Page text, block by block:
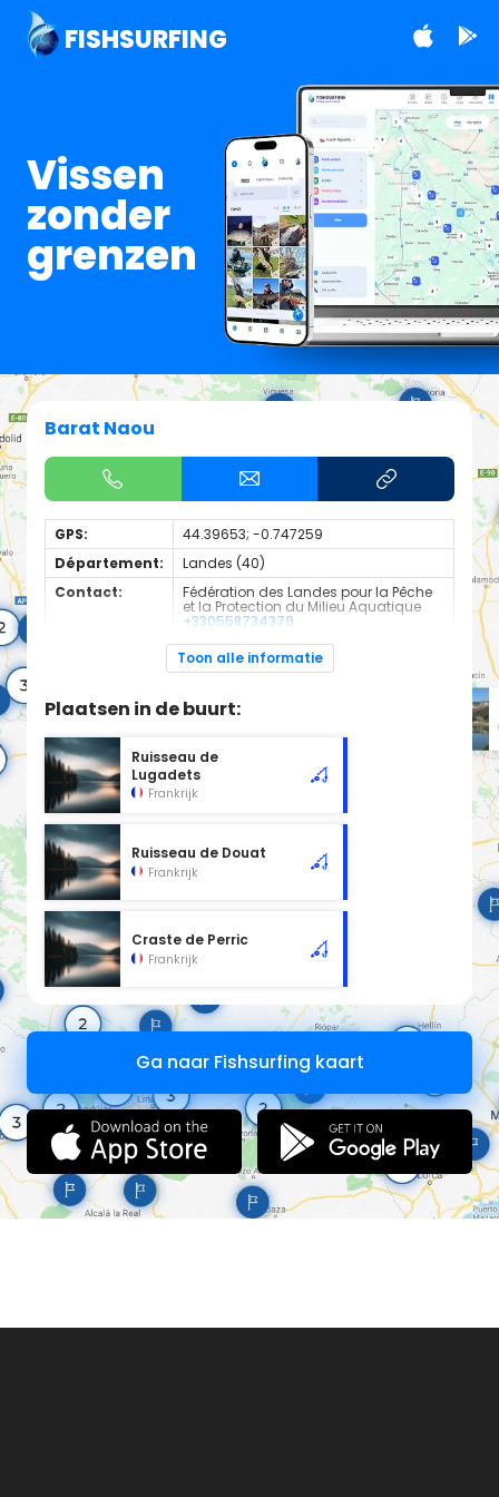
FISHSURFING
Vissen
zonder
grenzen
Barat Naou
GPS:
44.39653; -0.747259
Département:
Landes (40)
Contact:
Fédération des Landes pour la Pêche
et la Protection du Milieu Aquatique
+330558734379
Carnassier, carpe, poisson blanc
catégorie piscicole à cet emplacement.
Toon alle informatie
Plaatsen in de buurt:
Ruisseau de
Lugadets
Frankrijk
Ruisseau de Douat
Frankrijk
Craste de Perric
Frankrijk
Ga naar Fishsurfing kaart